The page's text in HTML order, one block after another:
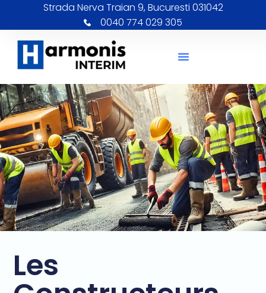
Strada Nerva Traian 9, Bucuresti 031042
0040 774 029 305
Les